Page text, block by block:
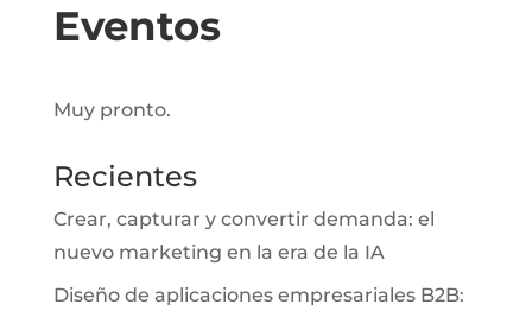
Eventos
Muy pronto.
Recientes
Crear, capturar y convertir demanda: el
nuevo marketing en la era de la IA
Diseño de aplicaciones empresariales B2B: